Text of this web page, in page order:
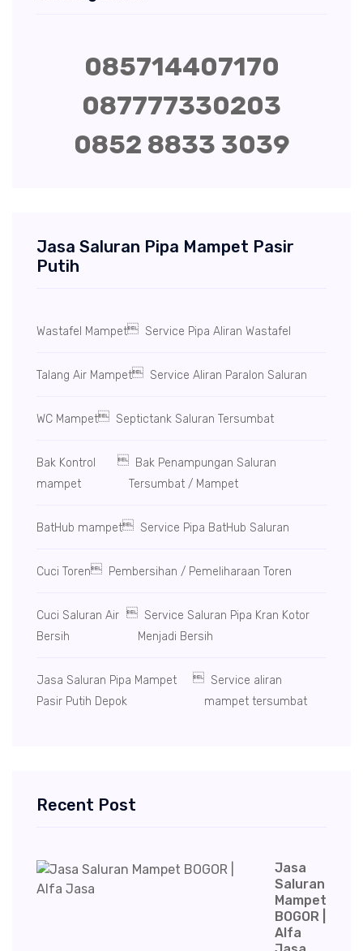
085714407170
087777330203
0852 8833 3039
Jasa Saluran Pipa Mampet Pasir
Putih
Wastafel Mampet Service Pipa Aliran Wastafel
Talang Air Mampet Service Aliran Paralon Saluran
WC Mampet Septictank Saluran Tersumbat
Bak Kontrol
mampet
 Bak Penampungan Saluran
Tersumbat / Mampet
BatHub mampet Service Pipa BatHub Saluran
Cuci Toren Pembersihan / Pemeliharaan Toren
Cuci Saluran Air
Bersih
Service Saluran Pipa Kran Kotor
Menjadi Bersih
Jasa Saluran Pipa Mampet
Pasir Putih Depok
Service aliran
mampet tersumbat
Recent Post
Jasa
Saluran
Mampet
BOGOR |
Alfa